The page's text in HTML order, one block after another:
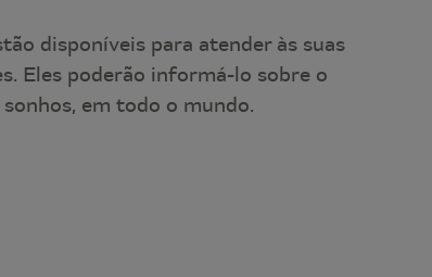
disponíveis para atender às suas
Eles poderão informá-lo sobre o
em todo o mundo.